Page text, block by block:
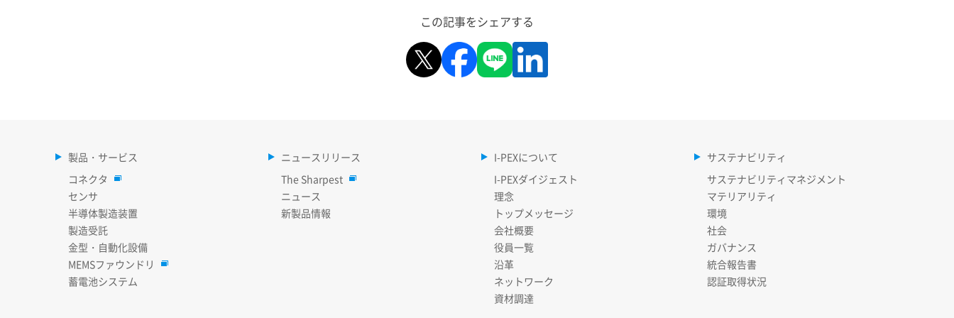
この記事をシェアする
製品・サービス
コネクタ
センサ
半導体製造装置
製造受託
金型・自動化設備
MEMSファウンドリ
蓄電池システム
ニュースリリース
The Sharpest
ニュース
新製品情報
I-PEXについて
I-PEXダイジェスト
理念
トップメッセージ
会社概要
役員一覧
沿革
ネットワーク
資材調達
サステナビリティ
サステナビリティマネジメント
マテリアリティ
環境
社会
ガバナンス
統合報告書
認証取得状況